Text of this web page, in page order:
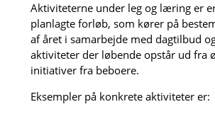
Aktiviteterne under leg og læring er
planlagte forløb, som kører på
af året i samarbejde med dagtilbud
aktiviteter der løbende opstår ud fra
initiativer fra beboere.
Eksempler på konkrete aktiviteter er: